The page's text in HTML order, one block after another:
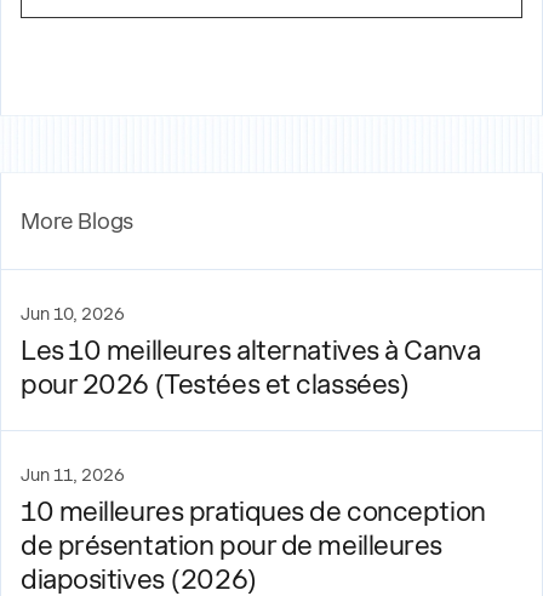
More Blogs
Jun 10, 2026
Les 10 meilleures alternatives à Canva
pour 2026 (Testées et classées)
Jun 11, 2026
10 meilleures pratiques de conception
de présentation pour de meilleures
diapositives (2026)